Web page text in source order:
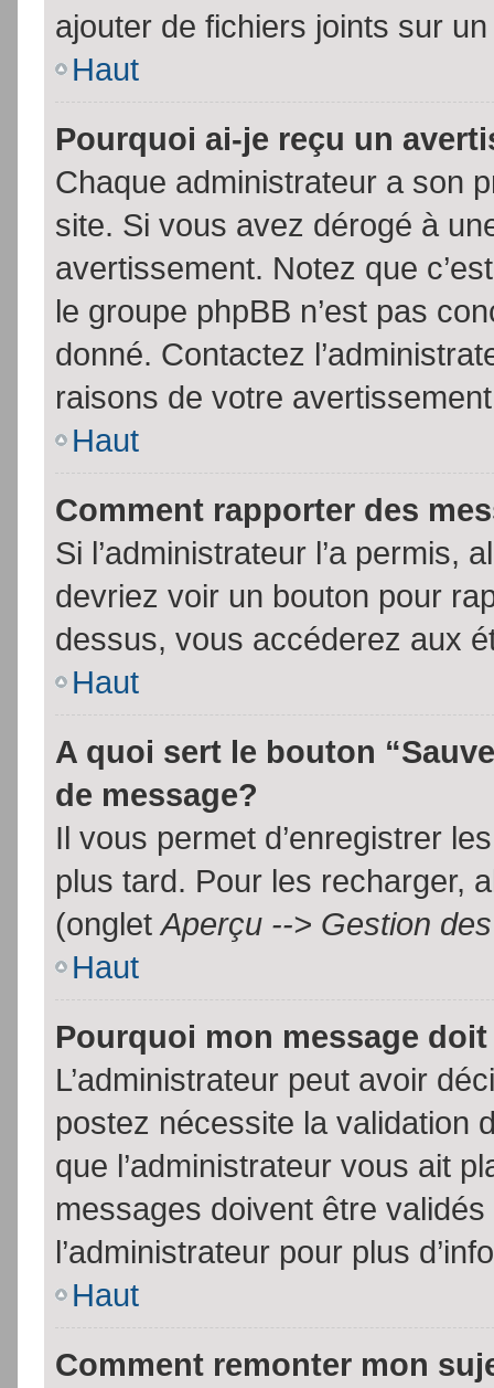
ajouter de fichiers joints sur
Haut
Pourquoi ai-je reçu un
Chaque administrateur a son
site. Si vous avez dérogé à
avertissement. Notez que
le groupe phpBB n’est pas
donné. Contactez
raisons de votre
Haut
Comment rapporter des
Si l’administrateur l’a permis,
devriez voir un bouton pour
dessus, vous accéderez aux
Haut
A quoi sert le bouton
de message?
Il vous permet d’enregistrer
plus tard. Pour les recharger,
(ongletAperçu --> Gestion
Haut
Pourquoi mon message
L’administrateur peut avoir
postez nécessite la validation
que l’administrateur vous ait
messages doivent être
l’administrateur pour plus
Haut
Comment remonter mon